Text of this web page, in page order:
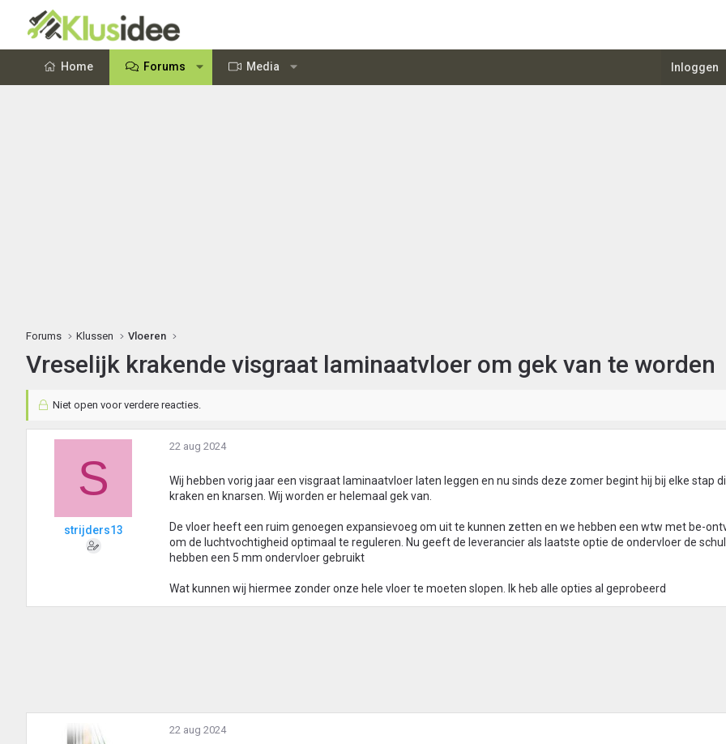
Home Forums Media Inloggen
Forums Klussen Vloeren
Vreselijk krakende visgraat laminaatvloer om gek van te worden
Niet open voor verdere reacties.
S
strijders13
22 aug 2024
Wij hebben vorig jaar een visgraat laminaatvloer laten leggen en nu sinds deze zomer begint hij bij elke stap
kraken en knarsen. Wij worden er helemaal gek van.
De vloer heeft een ruim genoegen expansievoeg om uit te kunnen zetten en we hebben een wtw met be-
om de luchtvochtigheid optimaal te reguleren. Nu geeft de leverancier als laatste optie de ondervloer de
hebben een 5 mm ondervloer gebruikt
Wat kunnen wij hiermee zonder onze hele vloer te moeten slopen. Ik heb alle opties al geprobeerd
22 aug 2024